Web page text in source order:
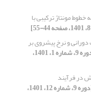
مونتاژ ترکیبی با
و نرخ پیشروی بر
[دوره 9، شماره 1، 1401،
در فرآیند
[دوره 9، شماره 12، 1401،